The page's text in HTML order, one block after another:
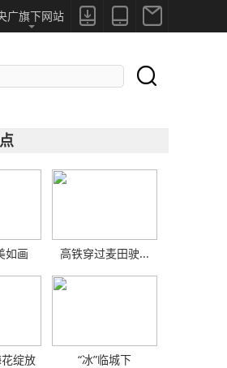



广旗下网站

如画 高铁穿过麦田驶...
绽放 “冰”临城下